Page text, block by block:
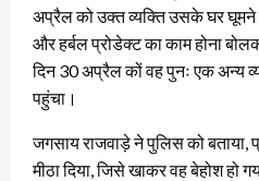
अप्रैल को उक्त व्यक्ति उसके घर
और हर्बल प्रोडेक्ट का काम होना
दिन 30 अप्रैल कों वह पुनः एक अन्य
पहुंचा।
जगसाय राजवाड़े ने पुलिस को
मीठा दिया, जिसे खाकर वह बेहोश हो